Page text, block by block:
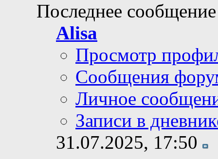
Последнее
Alisa
Просмотр
Сообщения
Личное
Записи в
31.07.2025, 17:50